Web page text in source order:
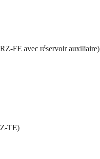
FE avec réservoir auxiliaire)
TE)